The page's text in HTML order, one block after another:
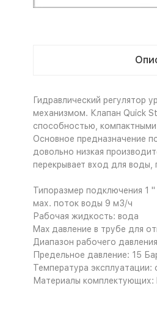
Гидравлический регулятор
механизмом. Клапан Quick
способностью,
Основное предназначение
довольно низкая
перекрывает вход для
Типоразмер подключения 1 "
мах. поток воды 9 м3/ч
Рабочая жидкость: вода
Max давление в трубе для
Диапазон рабочего
Предельное давление: 15
Температура
Материалы комплектующих: